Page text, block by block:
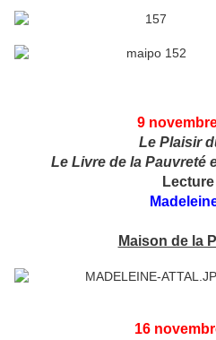
9
Le Plaisir
Le Livre de la Pauvreté
Maison de la
16